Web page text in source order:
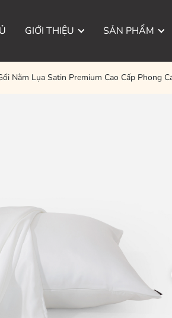
GIỚI THIỆU SẢN PHẨM
Nằm Lụa Satin Premium Cao Cấp Phong